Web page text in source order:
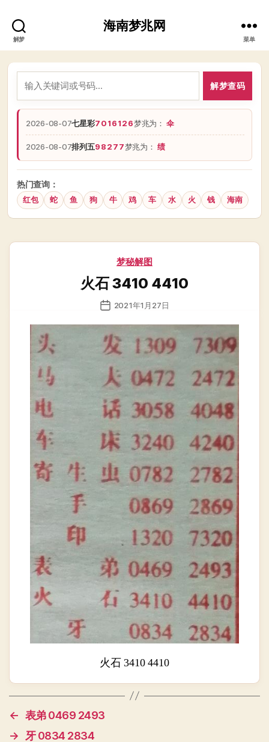
解梦
海南梦兆网
菜单
解梦查码
2026-08-07七星彩7016126梦兆为：伞
2026-08-07排列五98277梦兆为：绩
热门查询：
红包 蛇 鱼 狗 牛 鸡 车 水 火 钱 海南
分
梦秘解图
火石 3410 4410
发
日
期
2021年1月27日
火石 3410 4410
← 表弟 0469 2493
→
牙 0834 2834